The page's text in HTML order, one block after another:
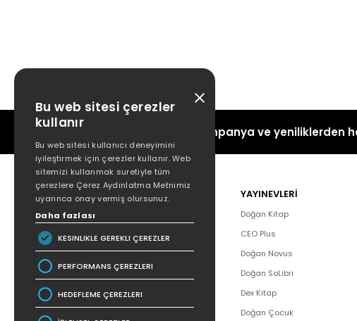
Kampanya ve yeniliklerden
POPÜLER
Hakkımızda
Yazar Listesi
İletişim
Bizden Haberler
YAYINEVLERİ
Doğan Kitap
CEO Plus
Doğan Novus
Doğan SoLibri
Dex Kitap
Doğan Çocuk
Bu web sitesi çerezler
kullanır
Bu web sitesi kullanıcı deneyimini
iyileştirmek için çerezler kullanır. Web
sitemizi kullanmak suretiyle tüm
çerezlere Çerez Aydınlatma Metnimiz
uyarınca onay vermiş olursunuz.
Daha fazlası
KESINLIKLE GEREKLI ÇEREZLER
PERFORMANS ÇEREZLERI
HEDEFLEME ÇEREZLERI